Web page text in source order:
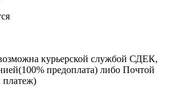
курьерской службой СДЕК,
предоплата) либо Почтой